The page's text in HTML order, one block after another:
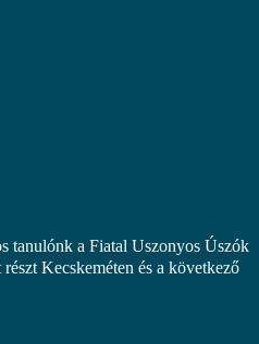
tanulónk a Fiatal Uszonyos Úszók
Kecskeméten és a következő